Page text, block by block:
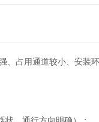
、占用通道较小、安装